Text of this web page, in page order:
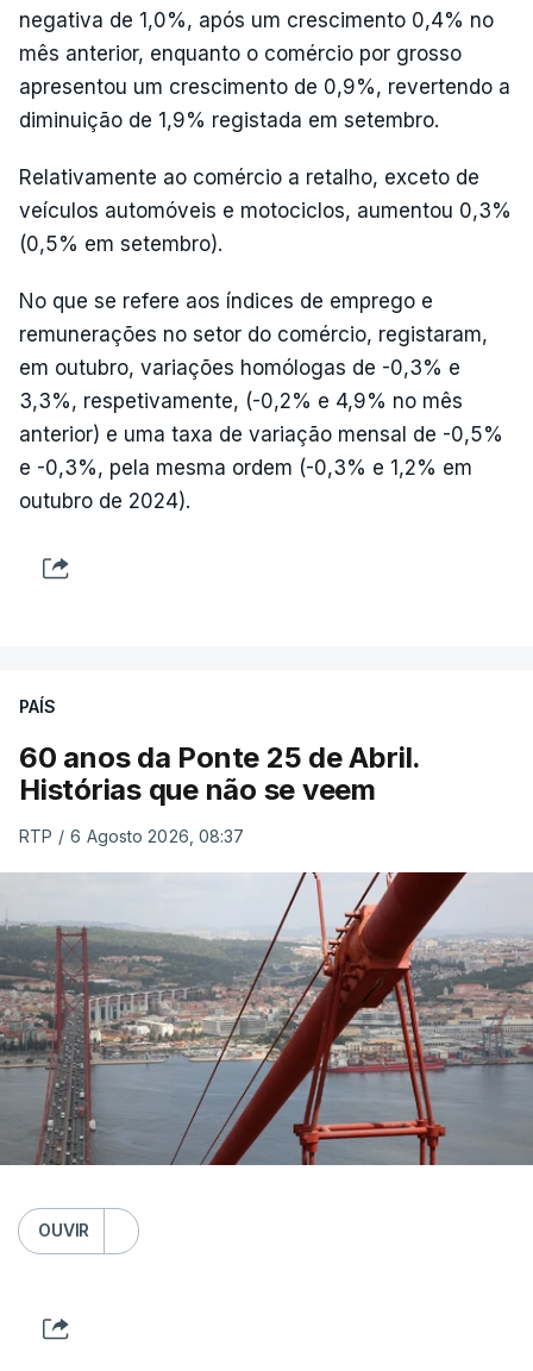
negativa de 1,0%, após um crescimento 0,4% no
mês anterior, enquanto o comércio por grosso
apresentou um crescimento de 0,9%, revertendo a
diminuição de 1,9% registada em setembro.
Relativamente ao comércio a retalho, exceto de
veículos automóveis e motociclos, aumentou 0,3%
(0,5% em setembro).
No que se refere aos índices de emprego e
remunerações no setor do comércio, registaram,
em outubro, variações homólogas de -0,3% e
3,3%, respetivamente, (-0,2% e 4,9% no mês
anterior) e uma taxa de variação mensal de -0,5%
e -0,3%, pela mesma ordem (-0,3% e 1,2% em
outubro de 2024).
PAÍS
60 anos da Ponte 25 de Abril.
Histórias que não se veem
RTP / 6 Agosto 2026, 08:37
OUVIR